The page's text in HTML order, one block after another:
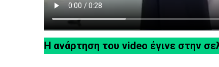
H ανάρτηση του video έγινε στην